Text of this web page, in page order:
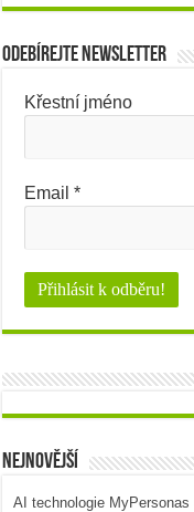
Odebírejte newsletter
Křestní jméno
Email*
Nejnovější
AI technologie